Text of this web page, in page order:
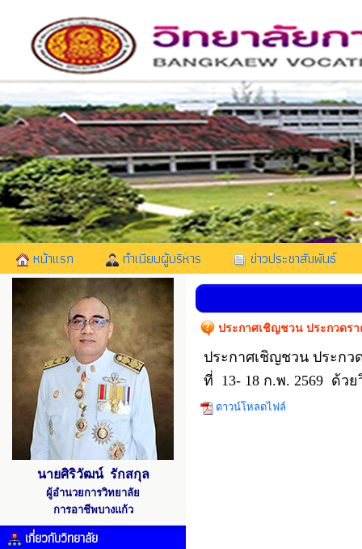
หน้าแรก ทำเนียบผู้บริหาร ข่าวประชาสัมพันธ์
นายศิริวัฒน์ รักสกุล
ผู้อำนวยการวิทยาลัย
การอาชีพบางแก้ว
เกี่ยวกับวิทยาลัย
ประกาศเชิญชวน ประกวดร
ประกาศเชิญชวน ประก
ที่ 13- 18 ก.พ. 2569 ด้วย
ดาวน์โหลดไฟล์